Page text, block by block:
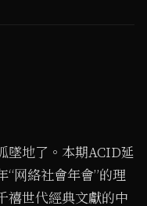
墜地了。本期ACID延
“⽹絡社會年會”的理
禧世代經典⽂獻的中